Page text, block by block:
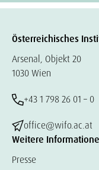
Österreichisches
Arsenal, Objekt 20
1030 Wien
+43 1 798 26 01 – 0
office@wifo.ac.at
Weitere
Presse